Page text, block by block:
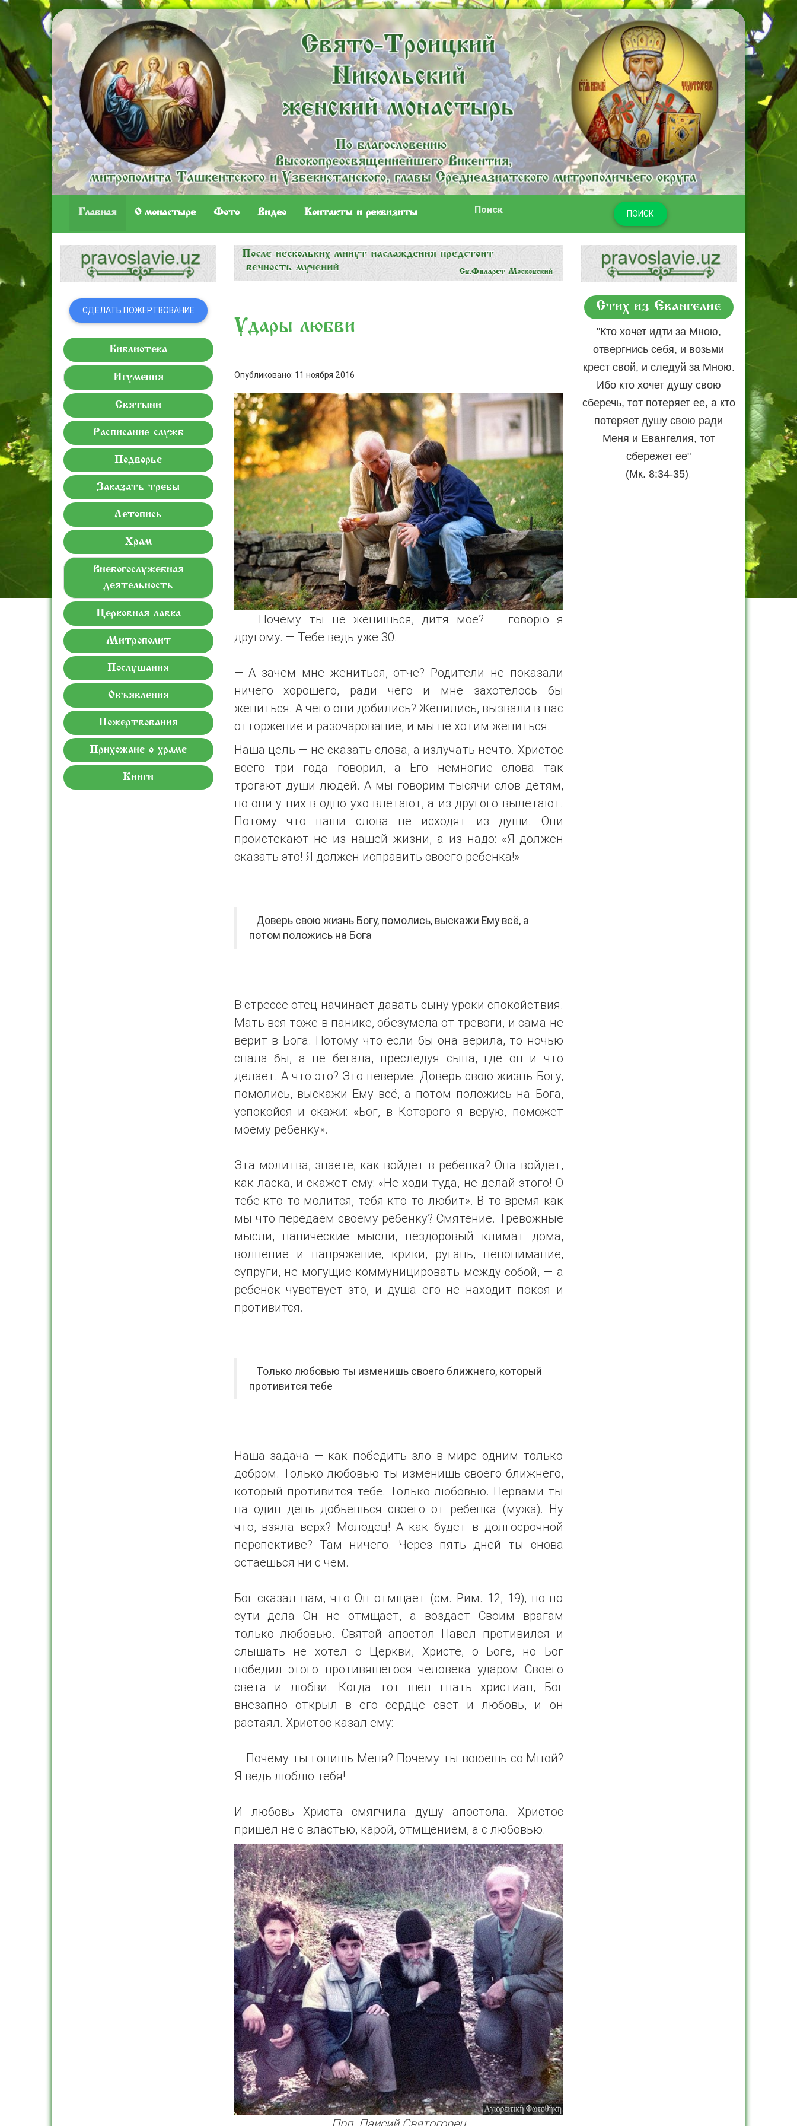
Главная O монастыре Фото Видео Контакты и реквизиты ПОИСК
СДЕЛАТЬ ПОЖЕРТВОВАНИЕ
Библиотека
Игумения
Святыни
Расписание служб
Подворье
Заказать требы
Летопись
Храм
Внебогослужебная
деятельность
Церковная лавка
Митрополит
Послушания
Объявления
Пожертвования
Прихожане о храме
Книги
Удары любви
Опубликовано: 11 ноября 2016
— Почему ты не женишься, дитя мое? — говорю я
другому. — Тебе ведь уже 30.
— А зачем мне жениться, отче? Родители не показали
ничего хорошего, ради чего и мне захотелось бы
жениться. А чего они добились? Женились, вызвали в нас
отторжение и разочарование, и мы не хотим жениться.
Наша цель — не сказать слова, а излучать нечто. Христос
всего три года говорил, а Его немногие слова так
трогают души людей. А мы говорим тысячи слов детям,
но они у них в одно ухо влетают, а из другого вылетают.
Потому что наши слова не исходят из души. Они
проистекают не из нашей жизни, а из надо: «Я должен
сказать это! Я должен исправить своего ребенка!»
Доверь свою жизнь Богу, помолись, выскажи Ему всё, а
потом положись на Бога
В стрессе отец начинает давать сыну уроки спокойствия.
Мать вся тоже в панике, обезумела от тревоги, и сама не
верит в Бога. Потому что если бы она верила, то ночью
спала бы, а не бегала, преследуя сына, где он и что
делает. А что это? Это неверие. Доверь свою жизнь Богу,
помолись, выскажи Ему всё, а потом положись на Бога,
успокойся и скажи: «Бог, в Которого я верую, поможет
моему ребенку».
Эта молитва, знаете, как войдет в ребенка? Она войдет,
как ласка, и скажет ему: «Не ходи туда, не делай этого! О
тебе кто-то молится, тебя кто-то любит». В то время как
мы что передаем своему ребенку? Смятение. Тревожные
мысли, панические мысли, нездоровый климат дома,
волнение и напряжение, крики, ругань, непонимание,
супруги, не могущие коммуницировать между собой, — а
ребенок чувствует это, и душа его не находит покоя и
противится.
Только любовью ты изменишь своего ближнего, который
противится тебе
Наша задача — как победить зло в мире одним только
добром. Только любовью ты изменишь своего ближнего,
который противится тебе. Только любовью. Нервами ты
на один день добьешься своего от ребенка (мужа). Ну
что, взяла верх? Молодец! А как будет в долгосрочной
перспективе? Там ничего. Через пять дней ты снова
остаешься ни с чем.
Бог сказал нам, что Он отмщает (см. Рим. 12, 19), но по
сути дела Он не отмщает, а воздает Своим врагам
только любовью. Святой апостол Павел противился и
слышать не хотел о Церкви, Христе, о Боге, но Бог
победил этого противящегося человека ударом Своего
света и любви. Когда тот шел гнать христиан, Бог
внезапно открыл в его сердце свет и любовь, и он
растаял. Христос казал ему:
— Почему ты гонишь Меня? Почему ты воюешь со Мной?
Я ведь люблю тебя!
И любовь Христа смягчила душу апостола. Христос
пришел не с властью, карой, отмщением, а с любовью.
Стих из Евангелие
"Кто хочет идти за Мною,
отвергнись себя, и возьми
крест свой, и следуй за Мною.
Ибо кто хочет душу свою
сберечь, тот потеряет ее, а кто
потеряет душу свою ради
Меня и Евангелия, тот
сбережет ее"
(Мк. 8:34-35).